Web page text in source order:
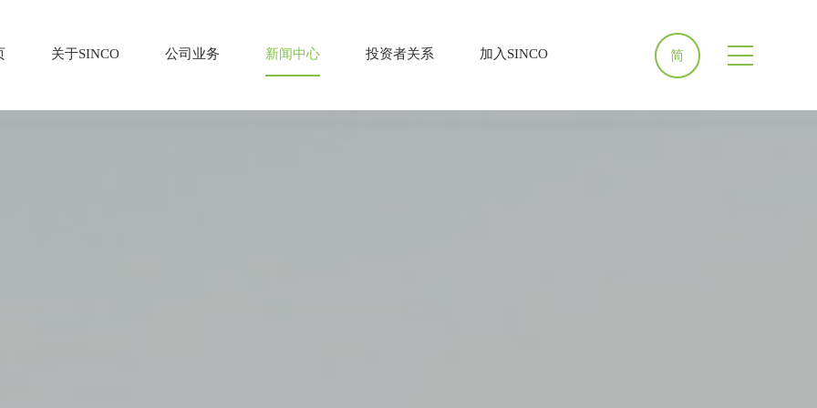
关于SINCO 公司业务 新闻中心 投资者关系 加入SINCO 简